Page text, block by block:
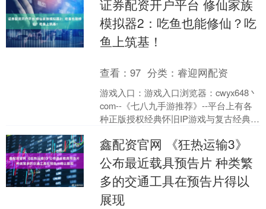
或应用商店，这些我们日常....
证券配资开户平台 修仙家族
模拟器2：吃鱼也能修仙？吃
鱼上筑基！
查看：97 分类：睿迎网配资
游戏入口：游戏入口浏览器：cwyx648丶
com--《七八九手游推荐》--平台上有各
种正版授权经典怀旧IP游戏与复古经典传
焦....
鑫配资官网 《狂热运输3》
公布最近载具预告片 种类繁
多的交通工具在预告片得以
展现